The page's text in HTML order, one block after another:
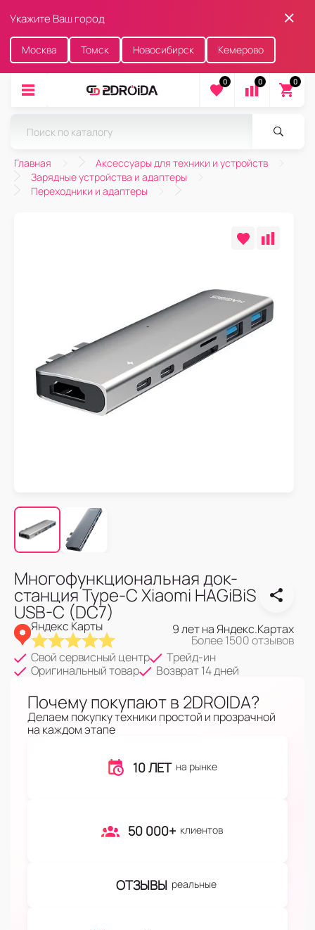
Укажите Ваш город
Москва Томск Новосибирск Кемерово
0 0 0
Главная
Аксессуары для техники и устройств
Зарядные устройства и адаптеры
Переходники и адаптеры
Многофункциональная док-
станция Type-C Xiaomi HAGiBiS
USB-C (DC7)
Яндекс Карты 9 лет на Яндекс.Картах
Более 1500 отзывов
Свой сервисный центр
Трейд-ин
Оригинальный товар
Возврат 14 дней
Почему покупают в 2DROIDA?
Делаем покупку техники простой и прозрачной
на каждом этапе
10 ЛЕТ на рынке
50 000+ клиентов
ОТЗЫВЫ реальные